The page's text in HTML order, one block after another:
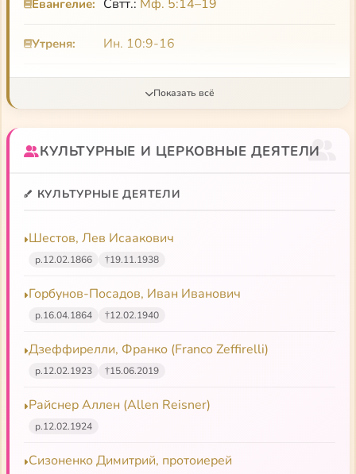
Зеньковский Н. О. Лосский
Евангелие: Свтт.: Мф. 5:14–19
Утреня: Ин. 10:9-16
КУЛЬТУРНЫЕ И ЦЕРКОВНЫЕ ДЕЯТЕЛИ
КУЛЬТУРНЫЕ ДЕЯТЕЛИ
Шестов, Лев Исаакович
р.12.02.1866 †19.11.1938
Горбунов-Посадов, Иван Иванович
р.16.04.1864 †12.02.1940
Дзеффирелли, Франко (Franco Zeffirelli)
р.12.02.1923 †15.06.2019
Райснер Аллен (Allen Reisner)
р.12.02.1924
Сизоненко Димитрий, протоиерей